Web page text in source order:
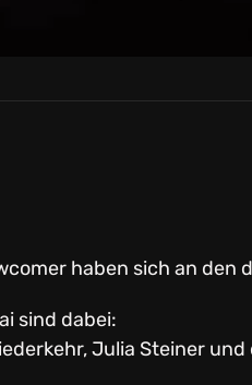
haben sich an den
sind dabei:
Julia Steiner und